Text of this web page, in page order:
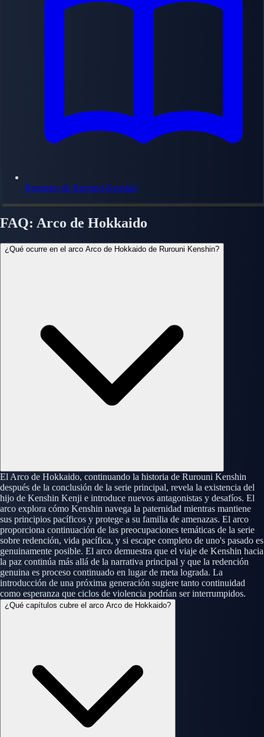
Resumen de Rurouni Kenshin
FAQ: Arco de Hokkaido
¿Qué ocurre en el arco Arco de Hokkaido de Rurouni Kenshin?
El Arco de Hokkaido, continuando la historia de Rurouni Kenshin
después de la conclusión de la serie principal, revela la existencia del
hijo de Kenshin Kenji e introduce nuevos antagonistas y desafíos. El
arco explora cómo Kenshin navega la paternidad mientras mantiene
sus principios pacíficos y protege a su familia de amenazas. El arco
proporciona continuación de las preocupaciones temáticas de la serie
sobre redención, vida pacífica, y si escape completo de uno's pasado es
genuinamente posible. El arco demuestra que el viaje de Kenshin hacia
la paz continúa más allá de la narrativa principal y que la redención
genuina es proceso continuado en lugar de meta lograda. La
introducción de una próxima generación sugiere tanto continuidad
como esperanza que ciclos de violencia podrían ser interrumpidos.
¿Qué capítulos cubre el arco Arco de Hokkaido?